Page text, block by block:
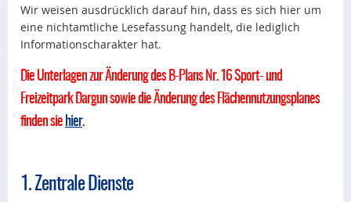
Wir weisen ausdrücklich darauf hin, dass es sich hier um
eine nichtamtliche Lesefassung handelt, die lediglich
Informationscharakter hat.
Die Unterlagen zur Änderung des B-Plans Nr. 16 Sport- und
Freizeitpark Dargun sowie die Änderung des Flächennutzungsplanes
finden sie hier.
1. Zentrale Dienste